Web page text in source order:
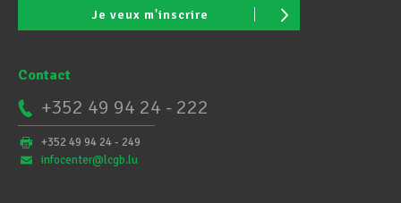
Je veux m'inscrire
Contact
+352 49 94 24 - 222
+352 49 94 24 - 249
infocenter@lcgb.lu